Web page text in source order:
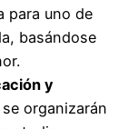
para uno de
basándose
y
organizarán